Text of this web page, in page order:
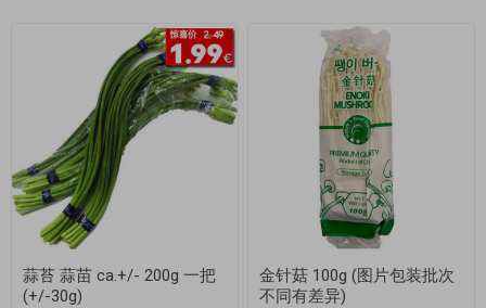
蒜苔 蒜苗 ca.+/- 200g 一把
(+/-30g)
金针菇 100g (图片包装批次
不同有差异)